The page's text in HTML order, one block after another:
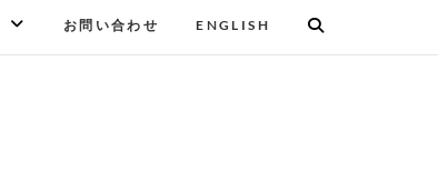
お問い合わせ ENGLISH